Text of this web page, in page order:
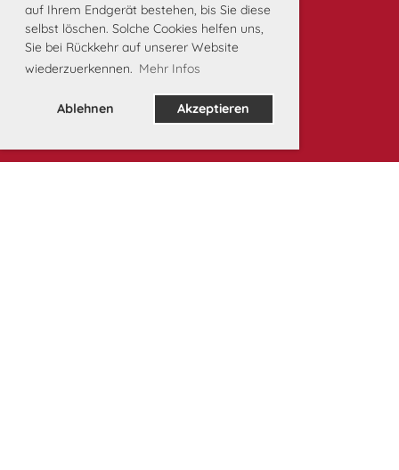
auf Ihrem Endgerät bestehen, bis Sie diese
selbst löschen. Solche Cookies helfen uns,
Sie bei Rückkehr auf unserer Website
wiederzuerkennen. Mehr Infos
Ablehnen Akzeptieren